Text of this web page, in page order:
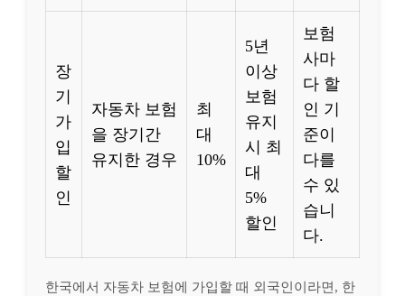
장
기
가
입
할
인
자동차 보험
을 장기간
유지한 경우
최
대
10%
5년
이상
보험
유지
시 최
대
5%
할인
보험
사마
다 할
인 기
준이
다를
수 있
습니
다.
한국에서 자동차 보험에 가입할 때 외국인이라면, 한